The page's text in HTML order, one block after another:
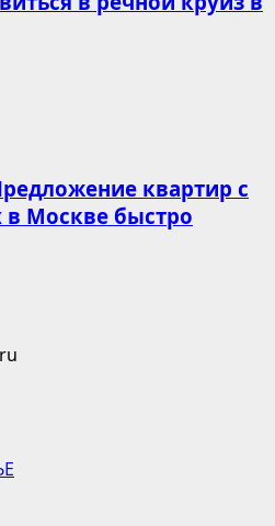
квартир с
в Москве быстро